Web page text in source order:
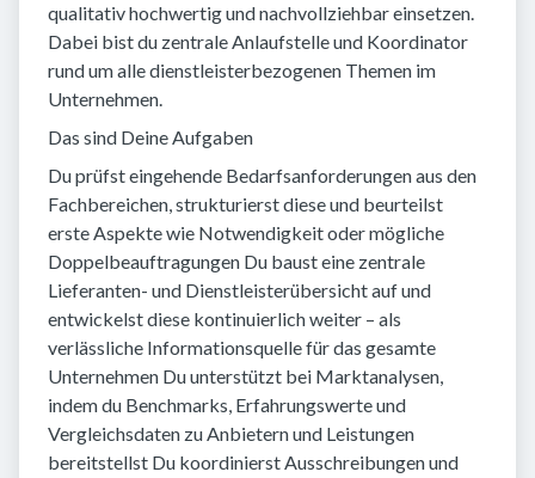
qualitativ hochwertig und nachvollziehbar einsetzen.
Dabei bist du zentrale Anlaufstelle und Koordinator
rund um alle dienstleisterbezogenen Themen im
Unternehmen.
Das sind Deine Aufgaben
Du prüfst eingehende Bedarfsanforderungen aus den
Fachbereichen, strukturierst diese und beurteilst
erste Aspekte wie Notwendigkeit oder mögliche
Doppelbeauftragungen Du baust eine zentrale
Lieferanten- und Dienstleisterübersicht auf und
entwickelst diese kontinuierlich weiter – als
verlässliche Informationsquelle für das gesamte
Unternehmen Du unterstützt bei Marktanalysen,
indem du Benchmarks, Erfahrungswerte und
Vergleichsdaten zu Anbietern und Leistungen
bereitstellst Du koordinierst Ausschreibungen und